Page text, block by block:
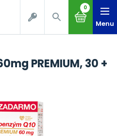
0
Menu
PREMIUM, 30 +